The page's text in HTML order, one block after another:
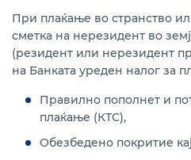
При плаќање во странство
сметка на нерезидент во
(резидент или нерезидент
на Банката уреден налог за
Правилно пополнет и
плаќање (КТС),
Обезбедено покритие